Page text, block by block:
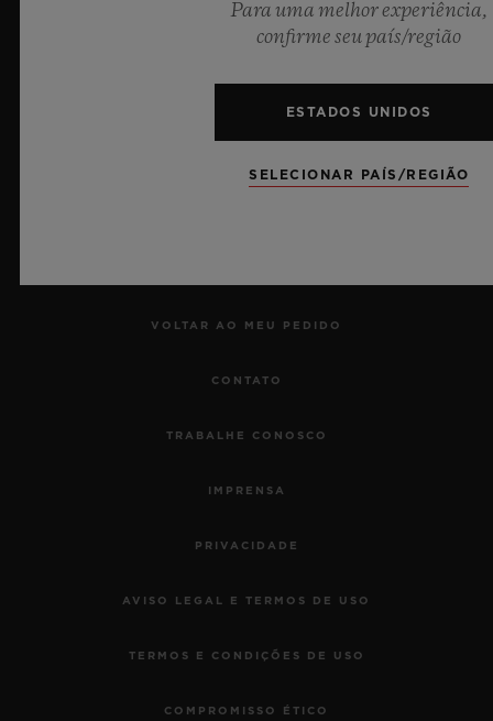
NEWSLETTER
VOLTAR AO MEU PEDIDO
CONTATO
TRABALHE CONOSCO
IMPRENSA
PRIVACIDADE
AVISO LEGAL E TERMOS DE USO
TERMOS E CONDIÇÕES DE USO
COMPROMISSO ÉTICO
Para uma melhor experiência,
confirme seu país/região
ESTADOS UNIDOS
SELECIONAR PAÍS/REGIÃO